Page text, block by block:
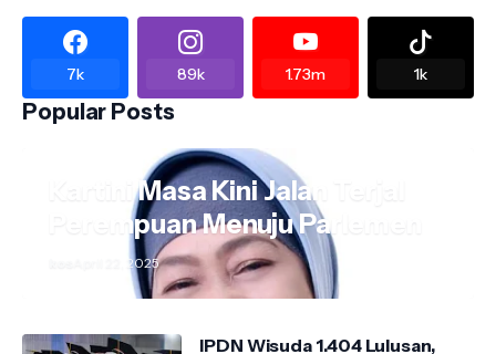
7k 89k 1.73m 1k
Popular Posts
Kartini Masa Kini Jalan Terjal
Perempuan Menuju Parlemen
April 22, 2025
IPDN Wisuda 1.404 Lulusan,